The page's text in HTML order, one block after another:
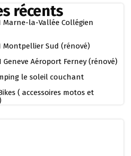
récents
Marne-la-Vallée Collégien
Montpellier Sud (rénové)
Geneve Aéroport Ferney (rénové)
le soleil couchant
( accessoires motos et